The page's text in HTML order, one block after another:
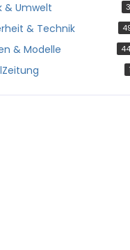
& Umwelt
& Technik
& Modelle